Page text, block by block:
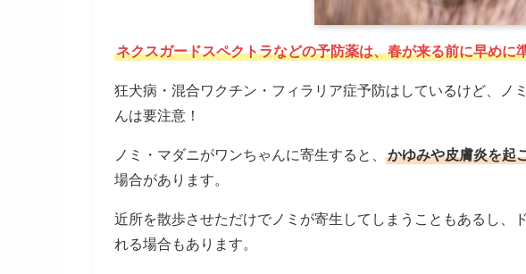
ネクスガードスペクトラなどの予防薬は、春が来る前に早めに
狂犬病・混合ワクチン・フィラリア症予防はしているけど、ノ
んは要注意！
ノミ・マダニがワンちゃんに寄生すると、
かゆみや皮膚炎を起
場合があります。
近所を散歩させただけでノミが寄生してしまうこともあるし、
れる場合もあります。